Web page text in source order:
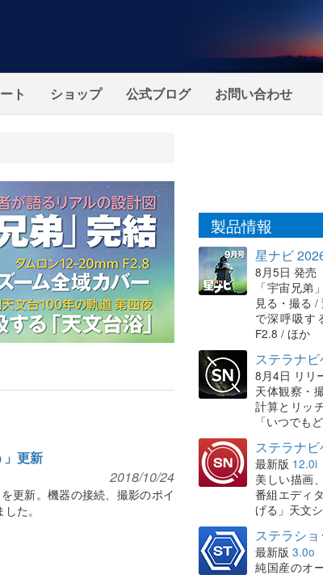
ト ショップ 公式ブログ お問い合わせ
更新
2018/10/24
更新。機器の接続、撮影のポイ
た。
製品情報
星ナビ
8月5日 発売
「宇宙兄弟
見る・撮る
で深呼吸す
F2.8 / ほか
ステラナ
8月4日 リリ
天体観察・
計算とリッ
「いつでも
ステラナ
最新版 12.0i
美しい描画
番組エディ
げる」天文
ステラシ
最新版 3.0o
純国産のオ